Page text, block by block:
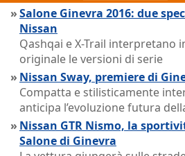
»Salone Ginevra 2016: due
Nissan
Qashqai e X-Trail interpretano
originale le versioni di serie
» Nissan Sway, premiere di
Compatta e stilisticamente
anticipa l’evoluzione futura
» Nissan GTR Nismo, la
Salone di Ginevra